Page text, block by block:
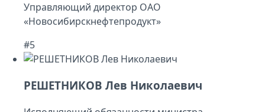
Управляющий директор ОАО
«Новосибирскнефтепродукт»
#5
РЕШЕТНИКОВ Лев Николаевич